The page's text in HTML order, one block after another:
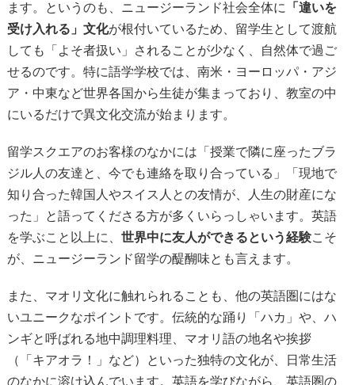
ます。というのも、ニュージーランド社会全体に
「違いを
受け入れる」文化が根付いているため、留学生として渡航
しても「よそ者扱い」されることが少なく、自然体で過ご
せるのです。特に語学学校では、南米・ヨーロッパ・アジ
ア・中東など世界各国から生徒が集まっており、教室の中
にいるだけで異文化交流が始まります。
留学スクエアのお客様のなかには「授業で隣に座ったブラ
ジル人の友達と、今でも連絡を取り合っている」「現地で
知り合った韓国人やスイス人との友情が、人生の財産にな
った」と語ってくださる方が多くいらっしゃいます。英語
を学ぶこと以上に、 世界中に友人ができるという経験こそ
が、ニュージーランド留学の醍醐味とも言えます。
また、マオリ文化に触れられることも、他の英語圏にはな
いユニークなポイントです。伝統的な踊り「ハカ」や、ハ
ンギと呼ばれる地中調理料理、マオリ語の地名や挨拶
（「キアオラ！」など）といった独特の文化が、日常生活
のなかに溶け込んでいます。英語を学びながら、英語圏の